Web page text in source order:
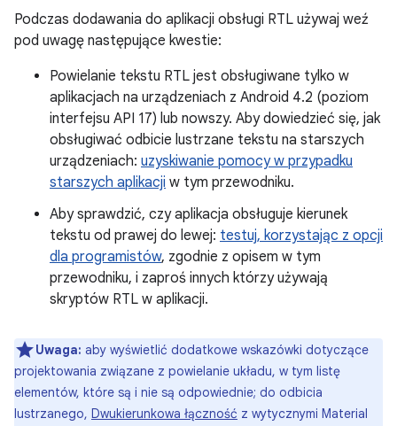
Podczas dodawania do aplikacji obsługi RTL używaj weź
pod uwagę następujące kwestie:
Powielanie tekstu RTL jest obsługiwane tylko w
aplikacjach na urządzeniach z Android 4.2 (poziom
interfejsu API 17) lub nowszy. Aby dowiedzieć się, jak
obsługiwać odbicie lustrzane tekstu na starszych
urządzeniach: uzyskiwanie pomocy w przypadku
starszych aplikacji w tym przewodniku.
Aby sprawdzić, czy aplikacja obsługuje kierunek
tekstu od prawej do lewej: testuj, korzystając z opcji
dla programistów, zgodnie z opisem w tym
przewodniku, i zaproś innych którzy używają
skryptów RTL w aplikacji.
Uwaga: aby wyświetlić dodatkowe wskazówki dotyczące
projektowania związane z powielanie układu, w tym listę
elementów, które są i nie są odpowiednie; do odbicia
lustrzanego, Dwukierunkowa łączność z wytycznymi Material